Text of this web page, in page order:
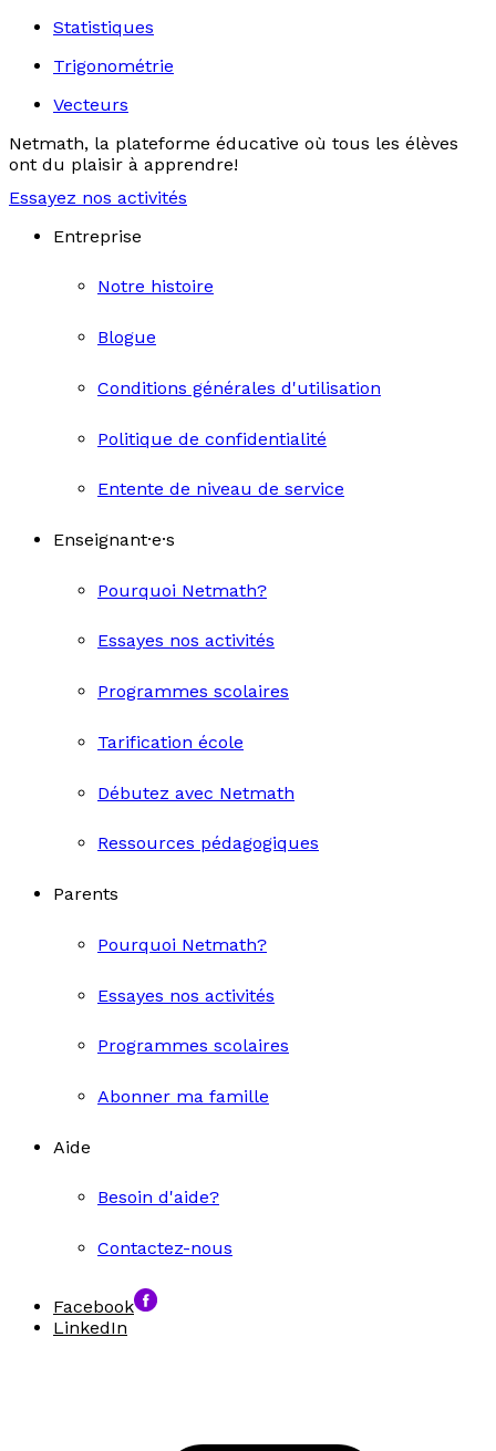
Statistiques
Trigonométrie
Vecteurs
Netmath, la plateforme éducative où tous les élèves
ont du plaisir à apprendre!
Essayez nos activités
Entreprise
Notre histoire
Blogue
Conditions générales d'utilisation
Politique de confidentialité
Entente de niveau de service
Enseignant·e·s
Pourquoi Netmath?
Essayes nos activités
Programmes scolaires
Tarification école
Débutez avec Netmath
Ressources pédagogiques
Parents
Pourquoi Netmath?
Essayes nos activités
Programmes scolaires
Abonner ma famille
Aide
Besoin d'aide?
Contactez-nous
Facebook
LinkedIn